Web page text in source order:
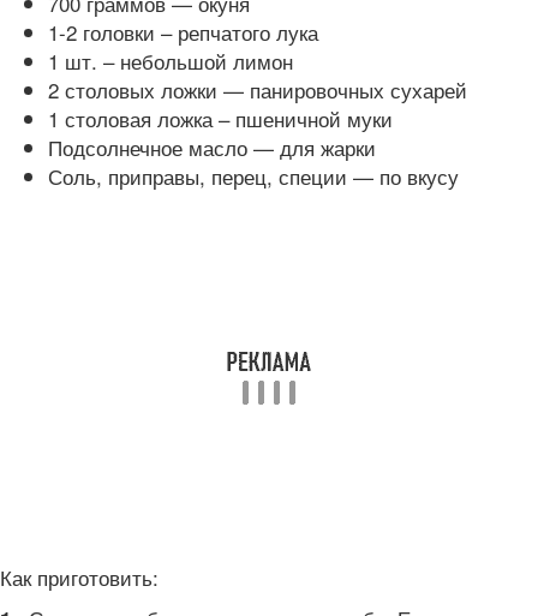
1-2 головки – репчатого лука
1 шт. – небольшой лимон
2 столовых ложки — панировочных сухарей
1 столовая ложка – пшеничной муки
Подсолнечное масло — для жарки
Соль, приправы, перец, специи — по вкусу
Как приготовить: